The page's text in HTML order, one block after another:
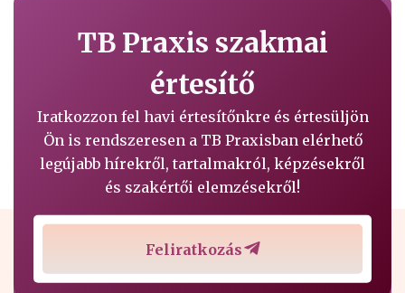
TB Praxis szakmai
értesítő
Iratkozzon fel havi értesítőnkre és értesüljön
Ön is rendszeresen a TB Praxisban elérhető
legújabb hírekről, tartalmakról, képzésekről
és szakértői elemzésekről!
Feliratkozás